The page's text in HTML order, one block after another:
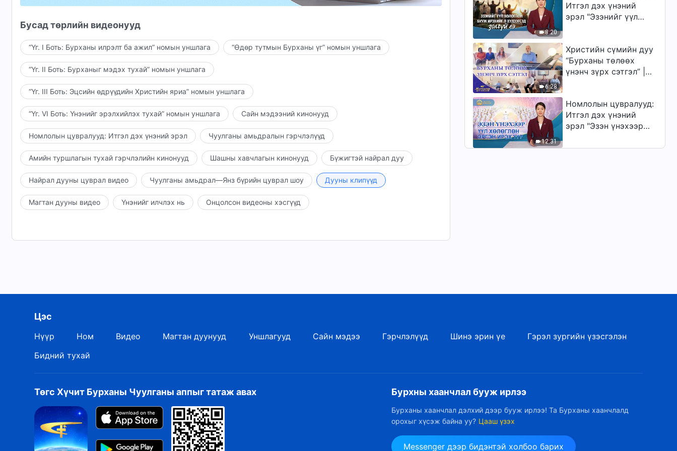
Би Түүнд: Битгий гунигла гэж хэлмээр байна.
Таны сэтгэл ханамжтай байх хариултыг би өгнө.
Тэгэхээр, Таны гаргасан зүтгэл дэмий хоосон өнгөрөхгүй.
Хэрэн тэнүүчилсэн, зовлонтой амьдралаас чөлөөлөгдөхийн тулд,
хурдан өсөж том болохыг би хэчнээн их хүсэж байна вэ?
Өө, хайр минь, намайг хүлээгээрэй.
Энэ дэлхийн баян тансагаас би холдон одно.
Хайртынхаа зовнилыг би нөхөн төлөх болно.
Таныг сэтгэл ханамжтай байлгах хариултыг би өгнө.
Бусад төрлийн видеонууд
“Үг. I Боть: Бурханы илрэлт ба ажил” номын уншлага “Өдөр тутмын Бурханы үг” номын уншлага
“Үг. II Боть: Бурханыг мэдэх тухай” номын уншлага
“Үг. III Боть: Эцсийн өдрүүдийн Христийн яриа” номын уншлага
“Үг. VI Боть: Үнэнийг эрэлхийлэх тухай” номын уншлага Сайн мэдээний кинонууд
Номлолын цувралууд: Итгэл дэх үнэний эрэл Чуулганы амьдралын гэрчлэлүүд
Амийн туршлагын тухай гэрчлэлийн кинонууд Шашны хавчлагын кинонууд Бүжигтэй найрал дуу
Найрал дууны цуврал видео Чуулганы амьдрал—Янз бүрийн цуврал шоу Дууны клипүүд
Магтан дууны видео Үнэнийг илчлэх нь Онцолсон видеоны хэсгүүд
8:20
Итгэл дэх үнэний
эрэл "Эзэнийг үүл
золгүй еэ"
6:28
Христийн сүмийн дуу
“Бурханы төлөөх
үнэнч зүрх сэтгэл” |
12:31
Номлолын цувралууд:
Итгэл дэх үнэний
эрэл "Эзэн үнэхээр
ирэх үү?"
Цэс
Нүүр Ном Видео Магтан дуунууд Уншлагууд Сайн мэдээ Гэрчлэлүүд Шинэ эрин үе
Гэрэл зургийн үзэсгэлэн
Бидний тухай
Төгс Хүчит Бурханы Чуулганы аппыг татаж авах Бурхны хаанчлал бууж ирлээ
Бурханы хаанчлал дэлхий дээр бууж ирлээ! Та Бурханы хаанчлалд
орохыг хүсэж байна уу? Цааш үзэх
Messenger дээр бидэнтэй холбоо барих